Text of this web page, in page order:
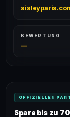
BEWERTUNG
—
OFFIZIELLER
Spare bis zu